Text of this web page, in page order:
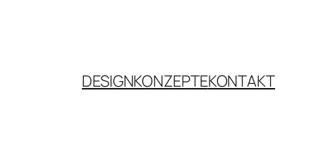
DESIGNKONZEPTEKONTAKT